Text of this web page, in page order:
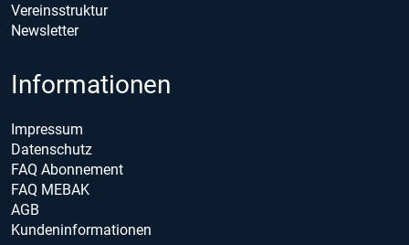
Vereinsstruktur
Newsletter
Informationen
Impressum
Datenschutz
FAQ Abonnement
FAQ MEBAK
AGB
Kundeninformationen